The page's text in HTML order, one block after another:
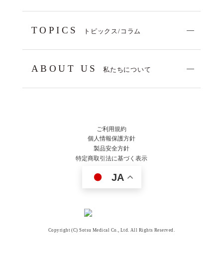
TOPICS トピックス/コラム
ABOUT US 私たちについて
ご利用規約
個人情報保護方針
製品安全方針
特定商取引法に基づく表示
JA
Copyright (C) Sotsu Medical Co., Ltd. All Rights Reserved.